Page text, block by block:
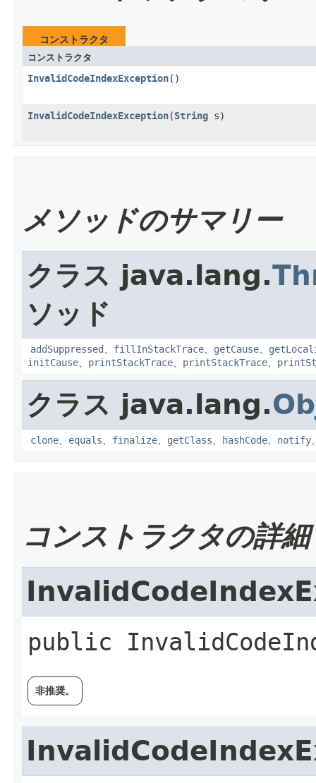
コンストラクタ
コンストラクタ
InvalidCodeIndexException()
InvalidCodeIndexException​(String s)
メソッドのサマリー
クラス java.lang.
ソッド
addSuppressed、 fillInStackTrace、 getCause、
initCause、 printStackTrace、 printStackTrace、
クラス java.lang.
clone、 equals、 finalize、 getClass、 hashCode、 notify
コンストラクタの詳細
public
非推奨。